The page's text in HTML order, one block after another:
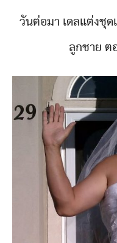
วันต่อมา เดลแต่งชุด
ลูกชาย ต